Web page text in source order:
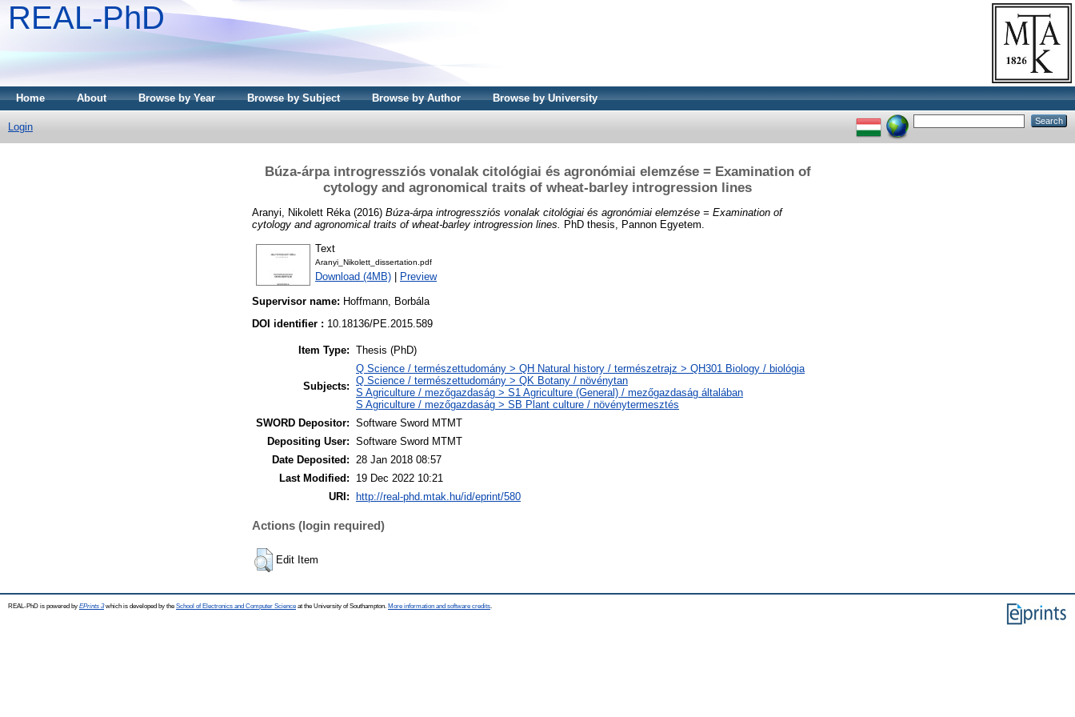
REAL-PhD
Home About Browse by Year Browse by Subject Browse by Author Browse by University
Login
Búza-árpa introgressziós vonalak citológiai és agronómiai elemzése = Examination of
cytology and agronomical traits of wheat-barley introgression lines
Aranyi, Nikolett Réka (2016) Búza-árpa introgressziós vonalak citológiai és agronómiai elemzése = Examination of
cytology and agronomical traits of wheat-barley introgression lines.
PhD thesis, Pannon Egyetem.
Text
Aranyi_Nikolett_dissertation.pdf
Download (4MB) Preview
Supervisor name: Hoffmann, Borbála
DOI identifier : 10.18136/PE.2015.589
Item Type: Thesis (PhD)
Subjects:
Q Science / természettudomány > QH Natural history / természetrajz > QH301 Biology / biológia
Q Science / természettudomány > QK Botany / növénytan
S Agriculture / mezőgazdaság > S1 Agriculture (General) / mezőgazdaság általában
S Agriculture / mezőgazdaság > SB Plant culture / növénytermesztés
SWORD Depositor: Software Sword MTMT
Depositing User: Software Sword MTMT
Date Deposited:
28 Jan 2018 08:57
Last Modified:
19 Dec 2022 10:21
URI:
http://real-phd.mtak.hu/id/eprint/580
Actions (login required)
Edit Item
REAL-PhD is powered by EPrints 3which is developed by the School of Electronics and Computer Science at the University of Southampton. More information and software credits